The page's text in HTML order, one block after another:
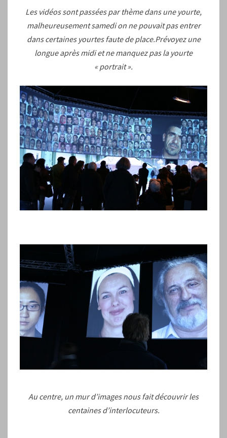
Les vidéos sont passées par thème dans une yourte,
malheureusement samedi on ne pouvait pas entrer
dans certaines yourtes faute de place.Prévoyez une
longue après midi et ne manquez pas la yourte
« portrait ».
Au centre, un mur d’images nous fait découvrir les
centaines d’interlocuteurs.